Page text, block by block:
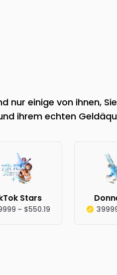
nur einige von ihnen,
ihrem echten
Stars
~ $550.19